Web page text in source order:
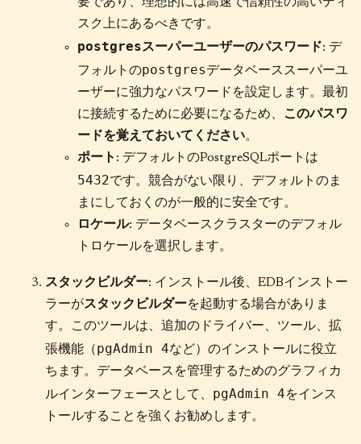
要であり、理想的には高速で信頼性の高いディ
スク上にあるべきです。
postgresスーパーユーザーのパスワード: デ
フォルトのpostgresデータベーススーパーユ
ーザーに強力なパスワードを設定します。最初
に接続するために必要になるため、
このパスワ
ードを覚えておいてください。
ポート : デフォルトのPostgreSQLポートは
5432です。競合がない限り、デフォルトのま
まにしておくのが一般的に安全です。
ロケール: データベースクラスターのデフォル
トロケールを選択します。
スタックビルダー: インストール後、EDBインストー
ラーがスタックビルダーを起動する場合がありま
す。このツールは、追加のドライバー、ツール、拡
張機能（ pgAdmin 4など）のインストールに役立
ちます。データベースを管理するためのグラフィカ
ルインターフェースとして、 pgAdmin 4をインス
トールすることを強くお勧めします。